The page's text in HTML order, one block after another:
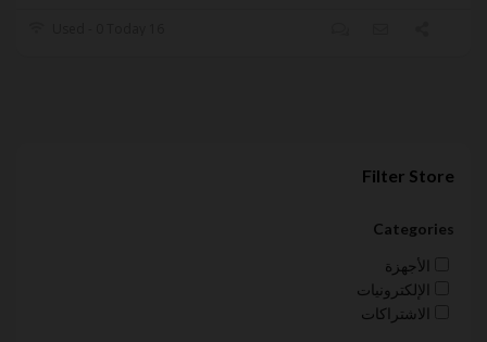
Filter Store
Categories
الأجهزة
الإلكترونيات
الاشتراكات